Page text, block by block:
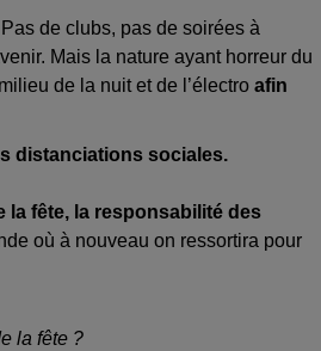
de clubs, pas de soirées à
Mais la nature ayant horreur du
de la nuit et de l’électro afin
distanciations sociales.
la fête, la responsabilité des
où à nouveau on ressortira pour
la fête ?